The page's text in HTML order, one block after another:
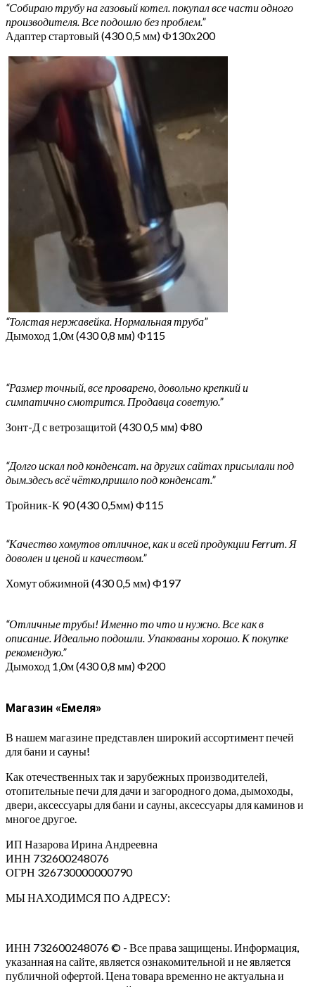
“Собираю трубу на газовый котел. покупал все части одного
производителя. Все подошло без проблем.”
Адаптер стартовый (430 0,5 мм) Ф130х200
“Толстая нержавейка. Нормальная труба”
Дымоход 1,0м (430 0,8 мм) Ф115
“Размер точный, все проварено, довольно крепкий и
симпатично смотрится. Продавца советую.”
Зонт-Д с ветрозащитой (430 0,5 мм) Ф80
“Долго искал под конденсат. на других сайтах присылали под
дым.здесь всё чётко,пришло под конденсат.”
Тройник-К 90 (430 0,5мм) Ф115
“Качество хомутов отличное, как и всей продукции Ferrum. Я
доволен и ценой и качеством.”
Хомут обжимной (430 0,5 мм) Ф197
“Отличные трубы! Именно то что и нужно. Все как в
описание. Идеально подошли. Упакованы хорошо. К покупке
рекомендую.”
Дымоход 1,0м (430 0,8 мм) Ф200
Магазин «Емеля»
В нашем магазине представлен широкий ассортимент печей
для бани и сауны!
Как отечественных так и зарубежных производителей,
отопительные печи для дачи и загородного дома, дымоходы,
двери, аксессуары для бани и сауны, аксессуары для каминов и
многое другое.
ИП Назарова Ирина Андреевна⁠
ИНН 732600248076
ОГРН 326730000000790
МЫ НАХОДИМСЯ ПО АДРЕСУ:
ИНН 732600248076 © - Все права защищены. Информация,
указанная на сайте, является ознакомительной и не является
публичной офертой. Цена товара временно не актуальна и